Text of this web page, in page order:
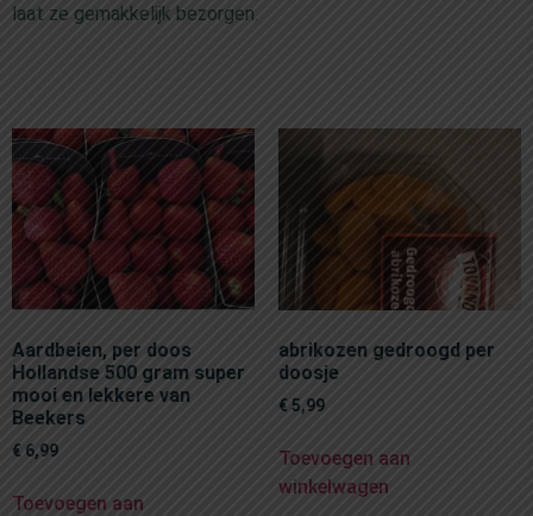
laat ze gemakkelijk bezorgen.
Aardbeien, per doos
Hollandse 500 gram super
mooi en lekkere van
Beekers
€ 6,99
Toevoegen aan
abrikozen gedroogd per
doosje
€ 5,99
Toevoegen aan
winkelwagen